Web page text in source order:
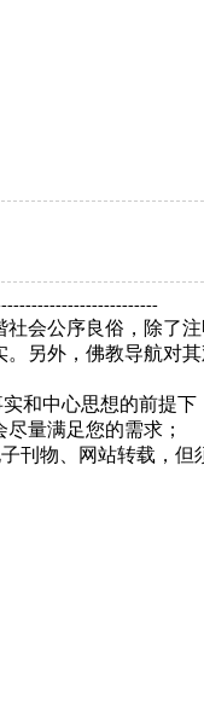
社会公序良俗，除了
另外，佛教导航对
和中心思想的前提
量满足您的需求；
物、网站转载，但